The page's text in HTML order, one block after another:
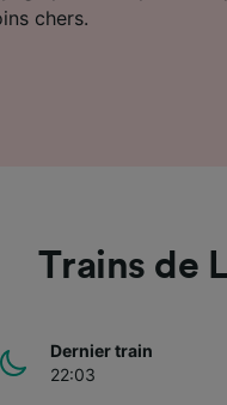
chers.
Trains de
Dernier train
22:03